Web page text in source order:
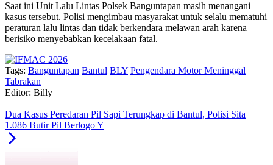
Saat ini Unit Lalu Lintas Polsek Banguntapan masih menangani
kasus tersebut. Polisi mengimbau masyarakat untuk selalu mematuhi
peraturan lalu lintas dan tidak berkendara melawan arah karena
berisiko menyebabkan kecelakaan fatal.
Tags: Banguntapan Bantul BLY Pengendara Motor Meninggal
Tabrakan
Editor: Billy
Dua Kasus Peredaran Pil Sapi Terungkap di Bantul, Polisi Sita
1.086 Butir Pil Berlogo Y